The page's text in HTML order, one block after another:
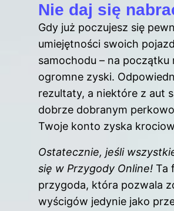
Nie daj się
Gdy już poczujesz się
umiejętności swoich
samochodu – na początku
ogromne zyski.
rezultaty, a niektóre z aut
dobrze dobranym
Twoje konto zyska
Ostatecznie, jeśli
się w Przygody Online! Ta
przygoda, która pozwala
wyścigów jedynie jako